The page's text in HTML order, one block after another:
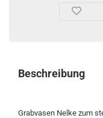
Beschreibung
Grabvasen Nelke zum